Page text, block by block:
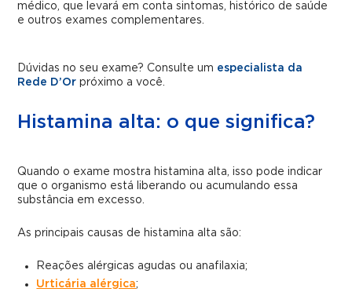
médico, que levará em conta sintomas, histórico de saúde
e outros exames complementares.
Dúvidas no seu exame? Consulte um especialista da
Rede D’Or próximo a você.
Histamina alta: o que significa?
Quando o exame mostra histamina alta, isso pode indicar
que o organismo está liberando ou acumulando essa
substância em excesso.
As principais causas de histamina alta são:
Reações alérgicas agudas ou anafilaxia;
Urticária alérgica;